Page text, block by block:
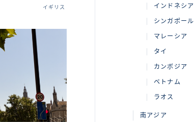
イギリス インドネシア
シンガポール
マレーシア
タイ
カンボジア
ベトナム
ラオス
南アジア